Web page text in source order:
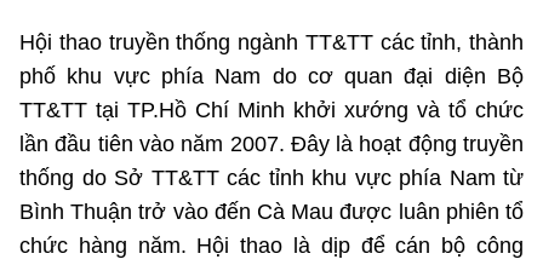
Tin tổng hợp
Tin địa phương
Sở hữu trí tuệ
Tiêu chuẩn, đo lường, chất lượng
Năng lượng nguyên tử
Infographic
Voice
Nhiệm vụ trọng tâm
Chọn ngôn ngữ
Hội thao truyền thống ngành TT&TT các tỉnh, thành
phố khu vực phía Nam do cơ quan đại diện Bộ
TT&TT tại TP.Hồ Chí Minh khởi xướng và tổ chức
lần đầu tiên vào năm 2007. Đây là hoạt động truyền
thống do Sở TT&TT các tỉnh khu vực phía Nam từ
Bình Thuận trở vào đến Cà Mau được luân phiên tổ
chức hàng năm. Hội thao là dịp để cán bộ công